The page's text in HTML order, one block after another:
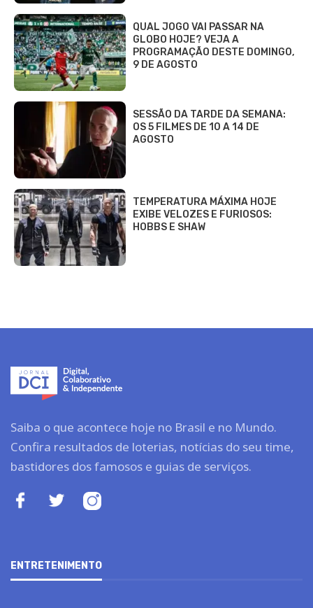
QUAL JOGO VAI PASSAR NA
GLOBO HOJE? VEJA A
PROGRAMAÇÃO DESTE DOMINGO,
9 DE AGOSTO
SESSÃO DA TARDE DA SEMANA:
OS 5 FILMES DE 10 A 14 DE
AGOSTO
TEMPERATURA MÁXIMA HOJE
EXIBE VELOZES E FURIOSOS:
HOBBS E SHAW
Saiba o que acontece hoje no Brasil e no Mundo.
Confira resultados de loterias, notícias do seu time,
bastidores dos famosos e guias de serviços.
ENTRETENIMENTO